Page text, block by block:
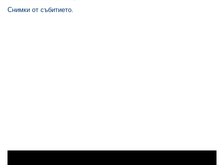
Снимки от събитието.